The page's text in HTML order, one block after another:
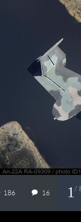
186 16 1 /